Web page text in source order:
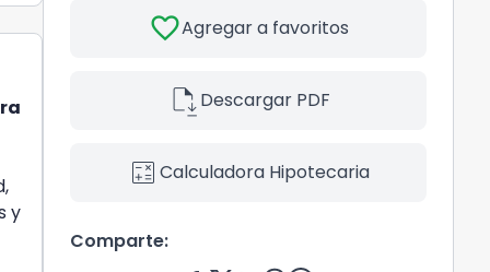
y
favoriteAgregar a favoritos
file_saveDescargar PDF
calculate Calculadora Hipotecaria
Comparte: